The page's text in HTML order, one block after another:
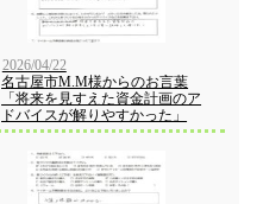
2026/04/22
名古屋市M.M様からのお言葉
「将来を見すえた資金計画のア
ドバイスが解りやすかった」